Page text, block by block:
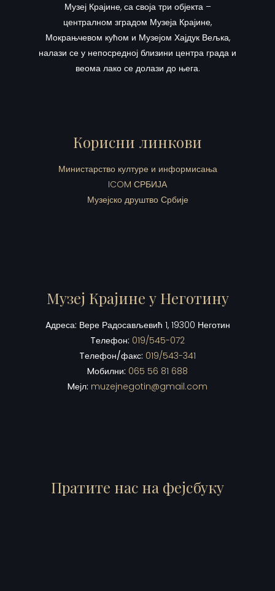
Музеј Крајине, са своја три објекта –
централном зградом Музеја Крајине,
Мокрањчевом кућом и Музејом Хајдук Вељка,
налази се у непосредној близини центра града и
веома лако се долази до њега.
Корисни линкови
Министарство културе и информисања
ICOM СРБИЈА
Музејско друштво Србије
Музеј Крајине у Неготину
Aдреса: Вере Радосављевић 1, 19300 Неготин
Tелефон: 019/545-072
Tелефон/факс: 019/543-341
Mобилни: 065 56 81 688
Mејл: muzejnegotin@gmail.com
Пратите нас на фејсбуку